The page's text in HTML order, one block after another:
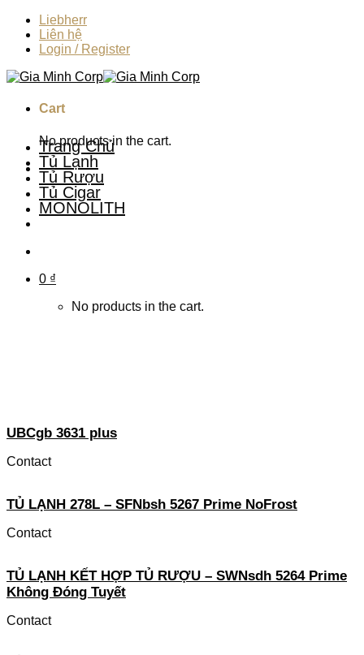
Skip
content
Liebherr
Liên hệ
Login / Register
Cart
No products in the cart.
Trang Chủ
Tủ Lạnh
Tủ Rượu
Tủ Cigar
MONOLITH
0 ₫
No products in the cart.
UBCgb 3631 plus
Contact
TỦ LẠNH 278L – SFNbsh 5267 Prime NoFrost
Contact
TỦ LẠNH KẾT HỢP TỦ RƯỢU – SWNsdh 5264 Prime
Không Đóng Tuyết
Contact